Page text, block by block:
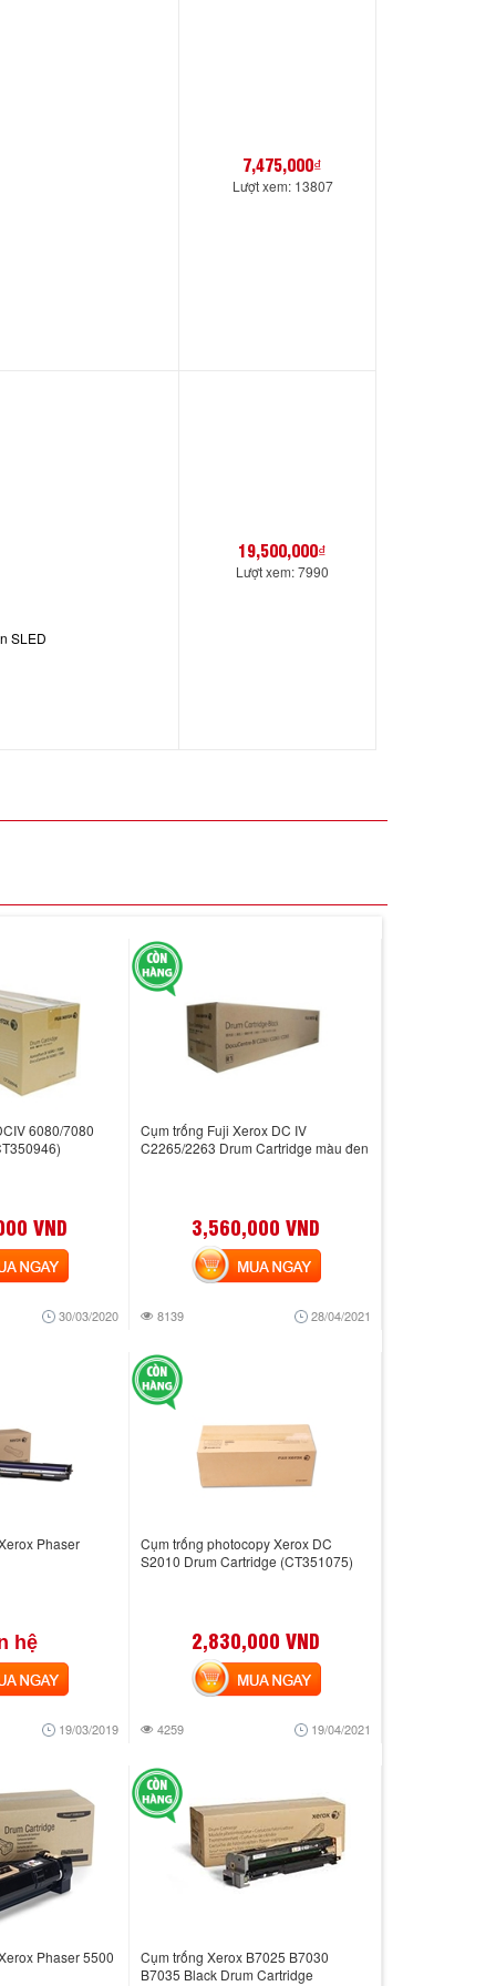
7,475,000₫
Lượt xem: 13807
SLED
19,500,000₫
Lượt xem: 7990
6080/7080
VND
30/03/2020
Cụm trống Fuji Xerox DC IV
C2265/2263 Drum Cartridge màu đen
3,560,000 VND
8139 28/04/2021
MUA NGAY
Phaser
hệ
19/03/2019
Cụm trống photocopy Xerox DC
S2010 Drum Cartridge (CT351075)
2,830,000 VND
4259 19/04/2021
MUA NGAY
Phaser 5500
Cụm trống Xerox B7025 B7030
B7035 Black Drum Cartridge